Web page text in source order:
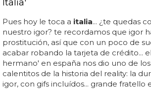
Italia'
Pues hoy le toca a italia... ¿te quedas
nuestro igor? te recordamos que igor
prostitución, así que con un poco de
acabar robando la tarjeta de crédito...
hermano' en españa nos dio uno de
calentitos de la historia del reality: la
igor, con gifs incluídos... grande fratello